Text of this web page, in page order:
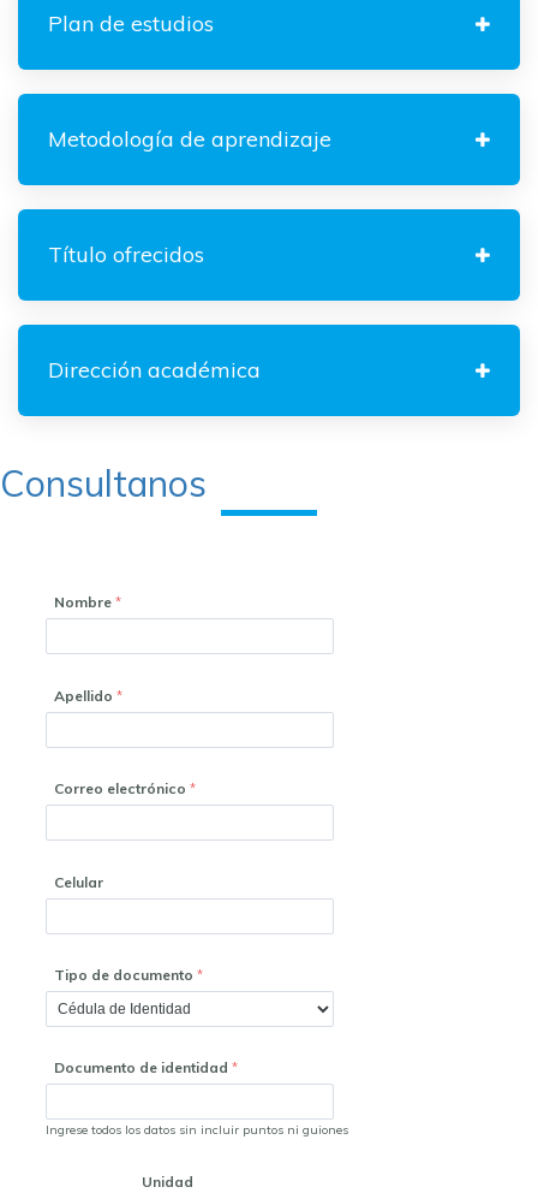
Plan de estudios
Metodología de aprendizaje
Título ofrecidos
Dirección académica
Consultanos
Nombre
Apellido
Correo electrónico
Celular
Tipo de documento
Documento de identidad
Ingrese todos los datos sin incluir puntos ni guiones
Unidad